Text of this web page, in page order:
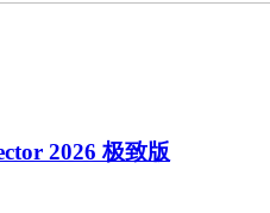
2026 极致版